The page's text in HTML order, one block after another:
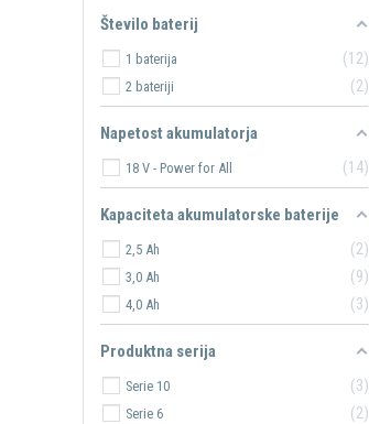
Število baterij
1 baterija 12
2 bateriji 2
Napetost akumulatorja
18 V - Power for All 14
Kapaciteta akumulatorske baterije
2,5 Ah 2
3,0 Ah 9
4,0 Ah 3
Produktna serija
Serie 10 3
Serie 6 2